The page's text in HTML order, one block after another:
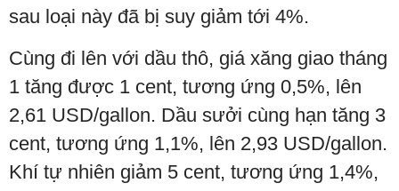
sau loại này đã bị suy giảm tới 4%.
Cùng đi lên với dầu thô, giá xăng giao tháng
1 tăng được 1 cent, tương ứng 0,5%, lên
2,61 USD/gallon. Dầu sưởi cùng hạn tăng 3
cent, tương ứng 1,1%, lên 2,93 USD/gallon.
Khí tự nhiên giảm 5 cent, tương ứng 1,4%,